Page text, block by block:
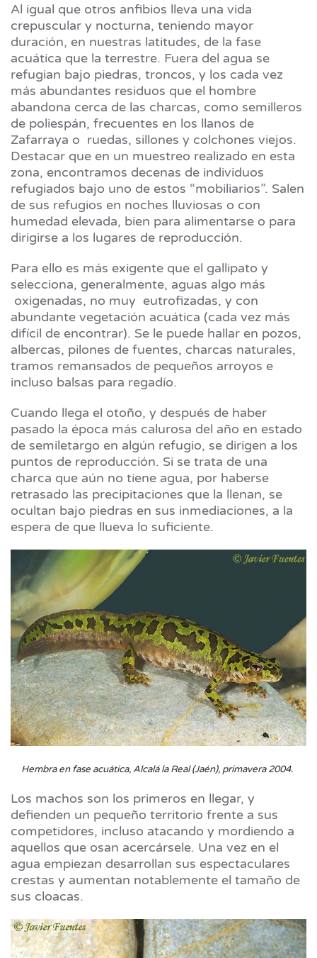
Al igual que otros anfibios lleva una vida
crepuscular y nocturna, teniendo mayor
duración, en nuestras latitudes, de la fase
acuática que la terrestre. Fuera del agua se
refugian bajo piedras, troncos, y los cada vez
más abundantes residuos que el hombre
abandona cerca de las charcas, como semilleros
de poliespán, frecuentes en los llanos de
Zafarraya o ruedas, sillones y colchones viejos.
Destacar que en un muestreo realizado en esta
zona, encontramos decenas de individuos
refugiados bajo uno de estos “mobiliarios”. Salen
de sus refugios en noches lluviosas o con
humedad elevada, bien para alimentarse o para
dirigirse a los lugares de reproducción.
Para ello es más exigente que el gallipato y
selecciona, generalmente, aguas algo más
oxigenadas, no muy eutrofizadas, y con
abundante vegetación acuática (cada vez más
difícil de encontrar). Se le puede hallar en pozos,
albercas, pilones de fuentes, charcas naturales,
tramos remansados de pequeños arroyos e
incluso balsas para regadío.
Cuando llega el otoño, y después de haber
pasado la época más calurosa del año en estado
de semiletargo en algún refugio, se dirigen a los
puntos de reproducción. Si se trata de una
charca que aún no tiene agua, por haberse
retrasado las precipitaciones que la llenan, se
ocultan bajo piedras en sus inmediaciones, a la
espera de que llueva lo suficiente.
Hembra en fase acuática, Alcalá la Real (Jaén), primavera 2004.
Los machos son los primeros en llegar, y
defienden un pequeño territorio frente a sus
competidores, incluso atacando y mordiendo a
aquellos que osan acercársele. Una vez en el
agua empiezan desarrollan sus espectaculares
crestas y aumentan notablemente el tamaño de
sus cloacas.